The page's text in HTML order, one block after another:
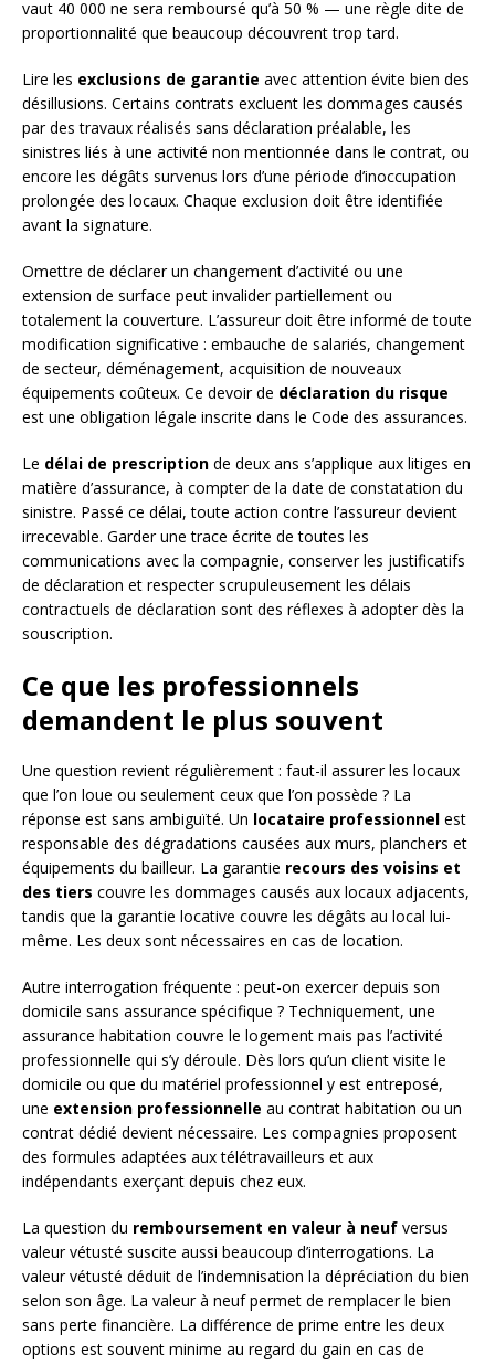
vaut 40 000 ne sera remboursé qu’à 50 % — une règle dite de
proportionnalité que beaucoup découvrent trop tard.
Lire les exclusions de garantie avec attention évite bien des
désillusions. Certains contrats excluent les dommages causés
par des travaux réalisés sans déclaration préalable, les
sinistres liés à une activité non mentionnée dans le contrat, ou
encore les dégâts survenus lors d’une période d’inoccupation
prolongée des locaux. Chaque exclusion doit être identifiée
avant la signature.
Omettre de déclarer un changement d’activité ou une
extension de surface peut invalider partiellement ou
totalement la couverture. L’assureur doit être informé de toute
modification significative : embauche de salariés, changement
de secteur, déménagement, acquisition de nouveaux
équipements coûteux. Ce devoir de déclaration du risque
est une obligation légale inscrite dans le Code des assurances.
Le délai de prescription de deux ans s’applique aux litiges en
matière d’assurance, à compter de la date de constatation du
sinistre. Passé ce délai, toute action contre l’assureur devient
irrecevable. Garder une trace écrite de toutes les
communications avec la compagnie, conserver les justificatifs
de déclaration et respecter scrupuleusement les délais
contractuels de déclaration sont des réflexes à adopter dès la
souscription.
Ce que les professionnels
demandent le plus souvent
Une question revient régulièrement : faut-il assurer les locaux
que l’on loue ou seulement ceux que l’on possède ? La
réponse est sans ambiguïté. Un locataire professionnel est
responsable des dégradations causées aux murs, planchers et
équipements du bailleur. La garantie recours des voisins et
des tiers couvre les dommages causés aux locaux adjacents,
tandis que la garantie locative couvre les dégâts au local lui-
même. Les deux sont nécessaires en cas de location.
Autre interrogation fréquente : peut-on exercer depuis son
domicile sans assurance spécifique ? Techniquement, une
assurance habitation couvre le logement mais pas l’activité
professionnelle qui s’y déroule. Dès lors qu’un client visite le
domicile ou que du matériel professionnel y est entreposé,
une extension professionnelle au contrat habitation ou un
contrat dédié devient nécessaire. Les compagnies proposent
des formules adaptées aux télétravailleurs et aux
indépendants exerçant depuis chez eux.
La question du remboursement en valeur à neuf versus
valeur vétusté suscite aussi beaucoup d’interrogations. La
valeur vétusté déduit de l’indemnisation la dépréciation du bien
selon son âge. La valeur à neuf permet de remplacer le bien
sans perte financière. La différence de prime entre les deux
options est souvent minime au regard du gain en cas de